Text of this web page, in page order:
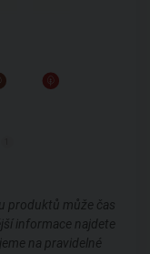
produktů může čas
informace najdete
na pravidelné